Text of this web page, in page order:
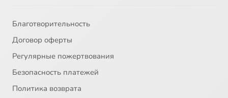
Благотворительность
Договор оферты
Регулярные пожертвования
Безопасность платежей
Политика возврата